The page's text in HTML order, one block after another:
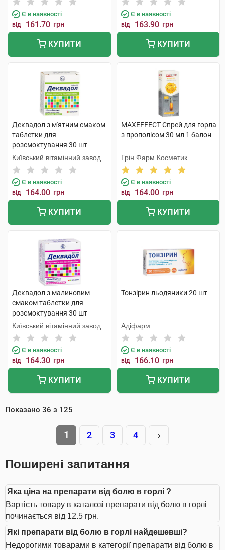
Є в наявності
від 161.70 грн
КУПИТИ
Є в наявності
від 163.90 грн
КУПИТИ
Деквадол з м'ятним смаком
таблетки для
розсмоктування 30 шт
Київський вітамінний завод
Є в наявності
від 164.00 грн
КУПИТИ
MAXEFFECT Спрей для горла
з прополісом 30 мл 1 балон
Грін Фарм Косметик
Є в наявності
від 164.00 грн
КУПИТИ
Деквадол з малиновим
смаком таблетки для
розсмоктування 30 шт
Київський вітамінний завод
Є в наявності
від 164.30 грн
КУПИТИ
Тонзірин льодяники 20 шт
Адіфарм
Є в наявності
від 166.10 грн
КУПИТИ
Показано 36 з 125
1 2 3 4 ›
Поширені запитання
Яка ціна на препарати від болю в горлі ?
Вартість товару в каталозі препарати від болю в горлі
починається від 12.5 грн.
Які препарати від болю в горлі найдешевші?
Недорогими товарами в категорії препарати від болю в